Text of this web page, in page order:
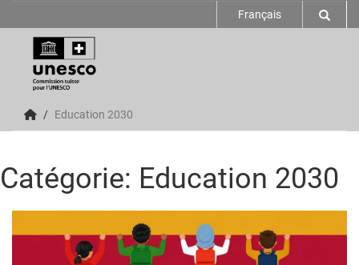
Français
Education 2030
Catégorie: Education 2030